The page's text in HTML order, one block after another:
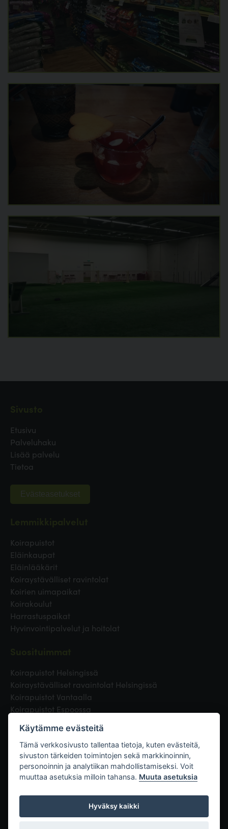
Etusivu
Palveluhaku
Lisää palvelu
Tietoa
Evästeasetukset
Koirapuistot
Eläinkaupat
Eläinlääkärit
Koiraystävälliset ravintolat
Koirien uimapaikat
Koirakoulut
Harrastuspaikat
Hyvinvointipalvelut ja hoitolat
Koirapuistot Helsingissä
Koiraystävälliset ravaintolat Helsingissä
Koirapuistot Vantaalla
Koirapuistot Espoossa
Eläinlääkäri Helsingissä
Koirapuistot Tampereella
Linkit
Käytämme evästeitä
Tämä verkkosivusto tallentaa tietoja, kuten evästeitä,
sivuston tärkeiden toimintojen sekä markkinoinnin,
personoinnin ja analytiikan mahdollistamiseksi. Voit
muuttaa asetuksia milloin tahansa. Muuta asetuksia
Hyväksy kaikki